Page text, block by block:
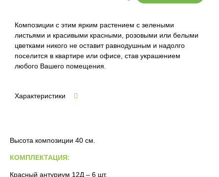
Композиции с этим ярким растением с зелеными
листьями и красивыми красными, розовыми или белыми
цветками никого не оставит равнодушным и надолго
поселится в квартире или офисе, став украшением
любого Вашего помещения.
Характеристики
Высота композиции 40 см.
КОМПЛЕКТАЦИЯ:
Красный антуриум 12Д – 6 шт.